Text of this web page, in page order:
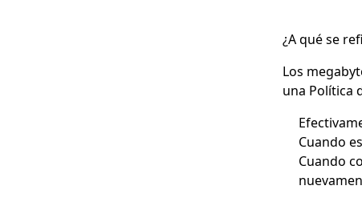
¿A qué se
Los
una Política
Cuando
Cuando